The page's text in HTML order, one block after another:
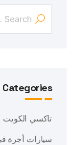
Categories
تاكسي الكويت
سيارات أجرة